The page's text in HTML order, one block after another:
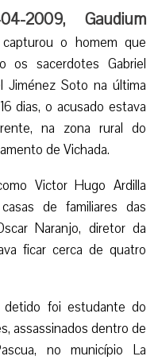
2009, Gaudium
o homem que
os sacerdotes Gabriel
Jiménez Soto na última
dias, o acusado estava
na zona rural do
de Vichada.
Victor Hugo Ardilla
de familiares das
Naranjo, diretor da
ficar cerca de quatro
foi estudante do
assassinados dentro de
no município La